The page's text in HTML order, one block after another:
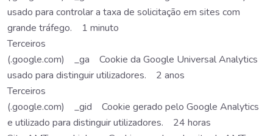
usado para controlar a taxa de solicitação em sites com
grande tráfego. 1 minuto
Terceiros
(.google.com) _ga Cookie da Google Universal Analytics
usado para distinguir utilizadores. 2 anos
Terceiros
(.google.com) _gid Cookie gerado pelo Google Analytics
e utilizado para distinguir utilizadores. 24 horas